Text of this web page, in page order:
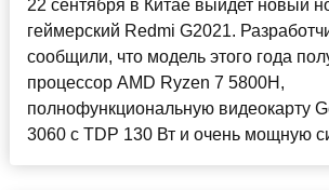
22 сентября в Китае выйдет новый
геймерский Redmi G2021.
сообщили, что модель этого года
процессор AMD Ryzen 7 5800H,
полнофункциональную видеокарту
3060 с TDP 130 Вт и очень мощную